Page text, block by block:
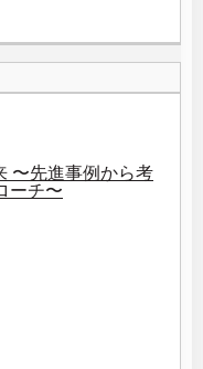
〜先進事例から考
ーチ〜